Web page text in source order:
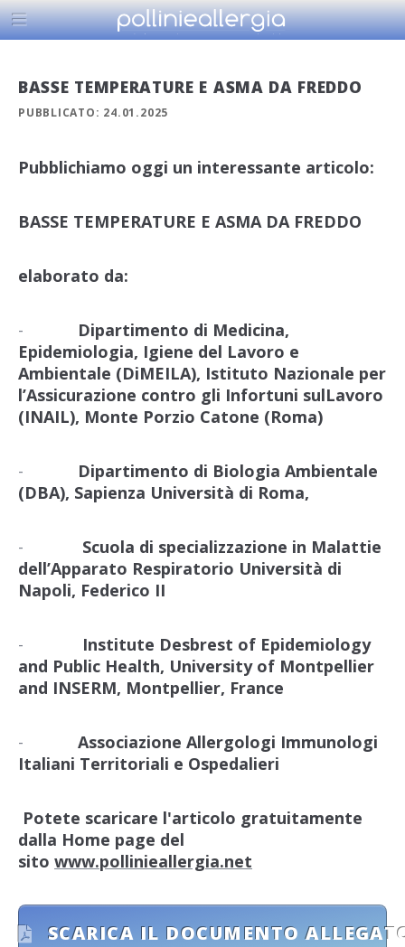
BASSE TEMPERATURE E ASMA DA FREDDO
PUBBLICATO: 24.01.2025
Pubblichiamo oggi un interessante articolo:
BASSE TEMPERATURE E ASMA DA FREDDO
elaborato da:
- Dipartimento di Medicina,
Epidemiologia, Igiene del Lavoro e
Ambientale (DiMEILA), Istituto Nazionale per
l’Assicurazione contro gli Infortuni sulLavoro
(INAIL), Monte Porzio Catone (Roma)
- Dipartimento di Biologia Ambientale
(DBA), Sapienza Università di Roma,
-
Scuola di specializzazione in Malattie
dell’Apparato Respiratorio Università di
Napoli, Federico II
-
Institute Desbrest of Epidemiology
and Public Health, University of Montpellier
and INSERM, Montpellier, France
- Associazione Allergologi Immunologi
Italiani Territoriali e Ospedalieri
Potete scaricare l'articolo gratuitamente
dalla Home page del
sito www.pollinieallergia.net
SCARICA IL DOCUMENTO